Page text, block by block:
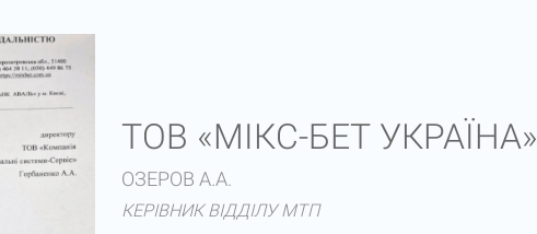
ТОВ «МІКС-БЕТ УКРАЇНА»
ОЗЕРОВ А.А.
КЕРІВНИК ВІДДІЛУ МТП